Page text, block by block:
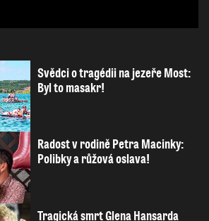
Svědci o tragédii na jezeře Most:
Byl to masakr!
Radost v rodině Petra Macinky:
Polibky a růžová oslava!
Tragická smrt Glena Hansarda